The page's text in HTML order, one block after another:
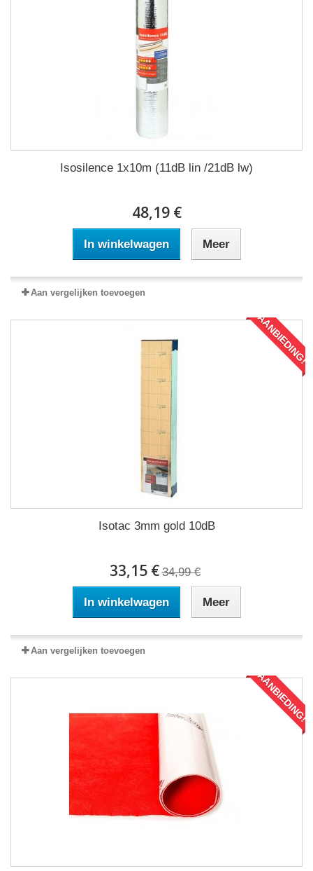
Isosilence 1x10m (11dB lin /21dB lw)
48,19 €
In winkelwagen Meer
Aan vergelijken toevoegen
AANBIEDING!
Isotac 3mm gold 10dB
33,15 € 34,99 €
In winkelwagen Meer
Aan vergelijken toevoegen
AANBIEDING!